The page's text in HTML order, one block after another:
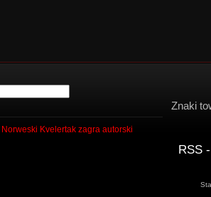
Norweski Kvelertak zagra autorski
Znaki
RSS